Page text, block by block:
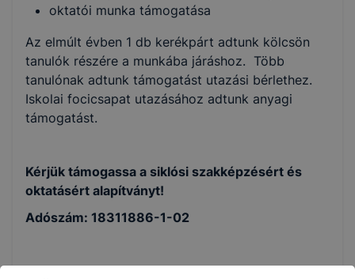
oktatói munka támogatása
Az elmúlt évben 1 db kerékpárt adtunk kölcsön
tanulók részére a munkába járáshoz. Több
tanulónak adtunk támogatást utazási bérlethez.
Iskolai focicsapat utazásához adtunk anyagi
támogatást.
Kérjük támogassa a siklósi szakképzésért és
oktatásért alapítványt!
Adószám: 18311886-1-02